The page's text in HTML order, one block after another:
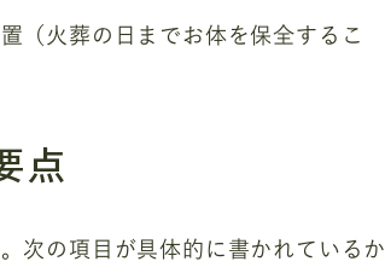
（火葬の日までお体を保全するこ
点
次の項目が具体的に書かれているか